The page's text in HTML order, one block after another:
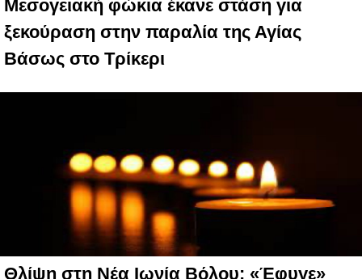
Μεσογειακή φώκια έκανε στάση για
ξεκούραση στην παραλία της Αγίας
Βάσως στο Τρίκερι
Θλίψη στη Νέα Ιωνία Βόλου: «Έφυγε»